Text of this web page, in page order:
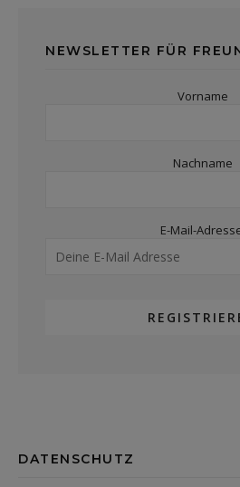
NEWSLETTER FÜR
Vorname
Nachname
E-Mail-
DATENSCHUTZ